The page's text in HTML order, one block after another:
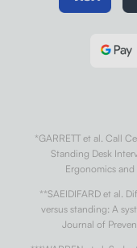
*GARRETT et al. Call
Standing Desk
Ergonomics and
**SAEIDIFARD et al.
versus standing: A
Journal of